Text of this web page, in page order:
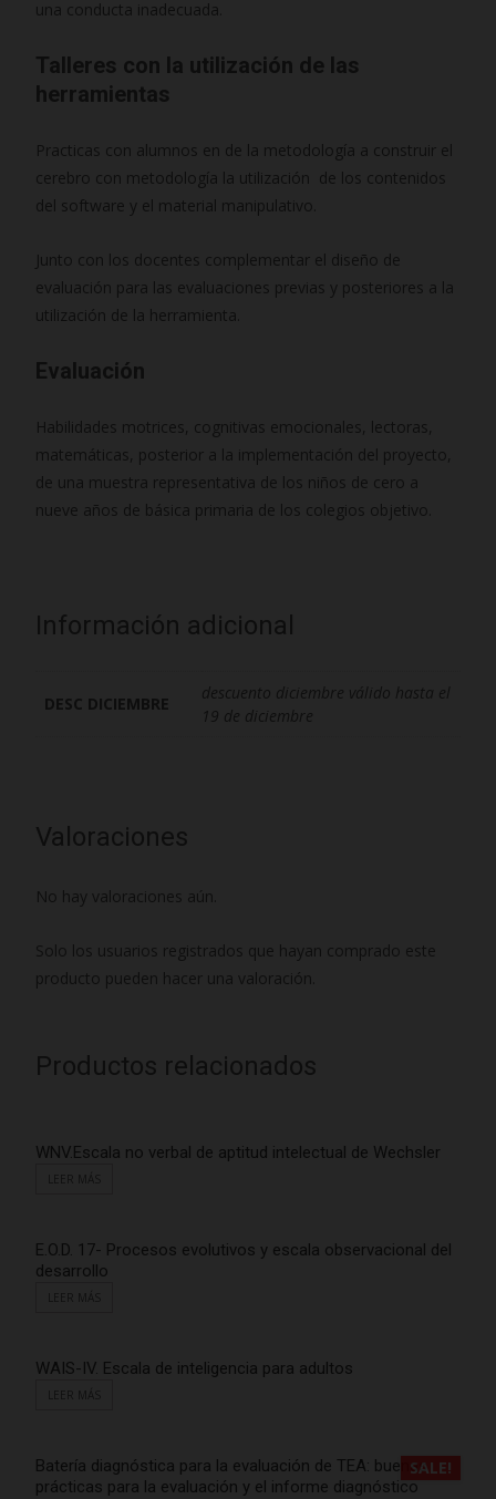
una conducta inadecuada.
Talleres con la utilización de las
herramientas
Practicas con alumnos en de la metodología a construir el
cerebro con metodología la utilización de los contenidos
del software y el material manipulativo.
Junto con los docentes complementar el diseño de
evaluación para las evaluaciones previas y posteriores a la
utilización de la herramienta.
Evaluación
Habilidades motrices, cognitivas emocionales, lectoras,
matemáticas, posterior a la implementación del proyecto,
de una muestra representativa de los niños de cero a
nueve años de básica primaria de los colegios objetivo.
Información adicional
DESC DICIEMBRE
descuento diciembre válido hasta el
19 de diciembre
Valoraciones
No hay valoraciones aún.
Solo los usuarios registrados que hayan comprado este
producto pueden hacer una valoración.
Productos relacionados
WNV.Escala no verbal de aptitud intelectual de Wechsler
E.O.D. 17- Procesos evolutivos y escala observacional del
desarrollo
WAIS-IV. Escala de inteligencia para adultos
SALE!
Batería diagnóstica para la evaluación de TEA: buenas
prácticas para la evaluación y el informe diagnóstico